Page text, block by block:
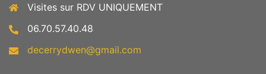
Visites sur RDV UNIQUEMENT
06.70.57.40.48
decerrydwen@gmail.com